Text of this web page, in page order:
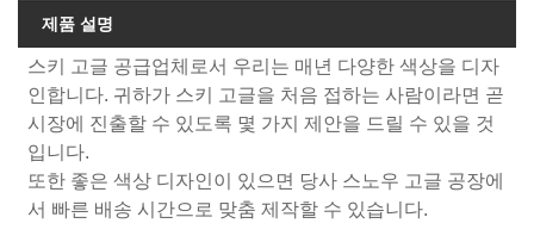
제품 설명
스키 고글 공급업체로서 우리는 매년 다양한 색상을 디자
인합니다. 귀하가 스키 고글을 처음 접하는 사람이라면 곧
시장에 진출할 수 있도록 몇 가지 제안을 드릴 수 있을 것
입니다.
또한 좋은 색상 디자인이 있으면 당사 스노우 고글 공장에
서 빠른 배송 시간으로 맞춤 제작할 수 있습니다.